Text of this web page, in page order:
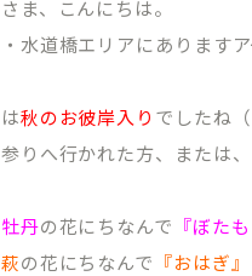
ま、こんにちは。
水道橋エリアにあります
秋のお彼岸入り でしたね（
りへ行かれた方、または
牡丹の花にちなんで 『ぼたも
萩の花にちなんで 『おはぎ』